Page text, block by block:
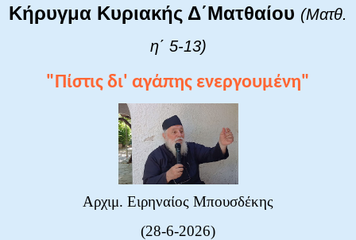
Κήρυγμα Κυριακής Δ΄Ματθαίου (Ματθ.
η΄ 5-13)
"Πίστις δι' αγάπης ενεργουμένη"
Αρχιμ. Ειρηναίος Μπουσδέκης
(28-6-2026)